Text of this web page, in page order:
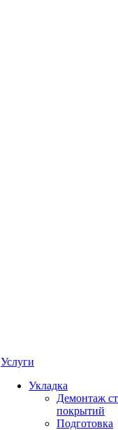
Услуги
Укладка
Демонтаж
покрытий
Подготовка